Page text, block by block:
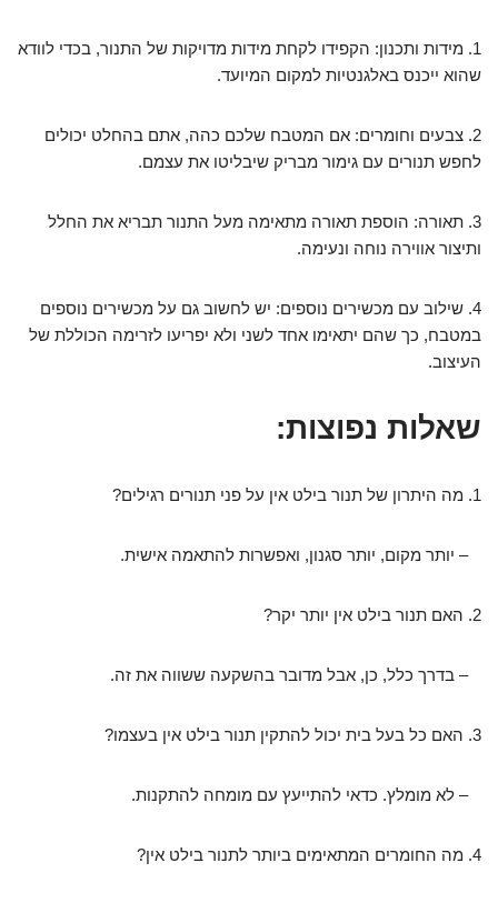
1. מידות ותכנון: הקפידו לקחת מידות מדויקות של התנור, בכדי לוודא
שהוא ייכנס באלגנטיות למקום המיועד.
2. צבעים וחומרים: אם המטבח שלכם כהה, אתם בהחלט יכולים
לחפש תנורים עם גימור מבריק שיבליטו את עצמם.
3. תאורה: הוספת תאורה מתאימה מעל התנור תבריא את החלל
ותיצור אווירה נוחה ונעימה.
4. שילוב עם מכשירים נוספים: יש לחשוב גם על מכשירים נוספים
במטבח, כך שהם יתאימו אחד לשני ולא יפריעו לזרימה הכוללת של
העיצוב.
שאלות נפוצות:
1. מה היתרון של תנור בילט אין על פני תנורים רגילים?
– יותר מקום, יותר סגנון, ואפשרות להתאמה אישית.
2. האם תנור בילט אין יותר יקר?
– בדרך כלל, כן, אבל מדובר בהשקעה ששווה את זה.
3. האם כל בעל בית יכול להתקין תנור בילט אין בעצמו?
– לא מומלץ. כדאי להתייעץ עם מומחה להתקנות.
4. מה החומרים המתאימים ביותר לתנור בילט אין?